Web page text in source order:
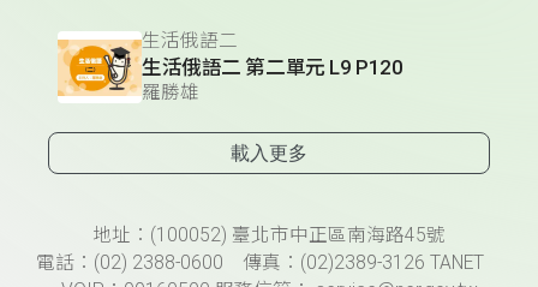
生活俄語二
生活俄語二 第二單元 L9 P120
羅勝雄
載入更多
頁尾資訊地址：(100052) 臺北市中正區南海路45號
電話：(02) 2388-0600 傳真：(02)2389-3126 TANET